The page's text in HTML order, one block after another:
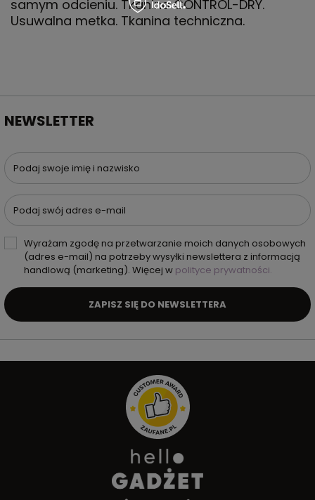
samym odcieniu. Tkanina CONTROL-DRY.
Usuwalna metka. Tkanina techniczna.
NEWSLETTER
Podaj swoje imię i nazwisko
Podaj swój adres e-mail
Wyrażam zgodę na przetwarzanie moich danych osobowych
(adres e-mail) na potrzeby wysyłki newslettera z informacją
handlową (marketing). Więcej w polityce prywatności.
ZAPISZ SIĘ DO NEWSLETTERA